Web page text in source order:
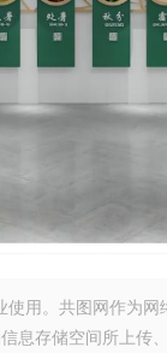
用。共图网作为
息存储空间所上传